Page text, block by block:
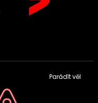
Parādīt vēl